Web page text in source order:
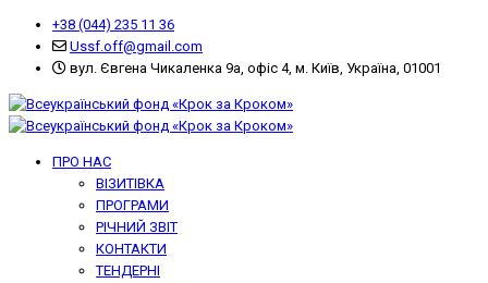
+38 (044) 235 11 36
Ussf.off@gmail.com
вул. Євгена Чикаленка 9а, офіс 4, м. Київ, Україна, 01001
ПРО НАС
ВІЗИТІВКА
ПРОГРАМИ
РІЧНИЙ ЗВІТ
КОНТАКТИ
ТЕНДЕРНІ